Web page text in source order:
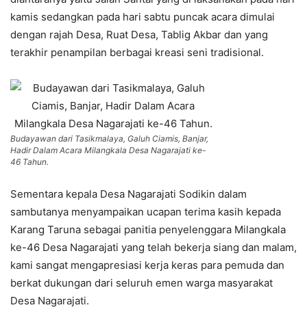
kamis sedangkan pada hari sabtu puncak acara dimulai
dengan rajah Desa, Ruat Desa, Tablig Akbar dan yang
terakhir penampilan berbagai kreasi seni tradisional.
Budayawan dari Tasikmalaya, Galuh Ciamis, Banjar,
Hadir Dalam Acara Milangkala Desa Nagarajati ke-
46 Tahun.
Sementara kepala Desa Nagarajati Sodikin dalam
sambutanya menyampaikan ucapan terima kasih kepada
Karang Taruna sebagai panitia penyelenggara Milangkala
ke-46 Desa Nagarajati yang telah bekerja siang dan malam,
kami sangat mengapresiasi kerja keras para pemuda dan
berkat dukungan dari seluruh emen warga masyarakat
Desa Nagarajati.